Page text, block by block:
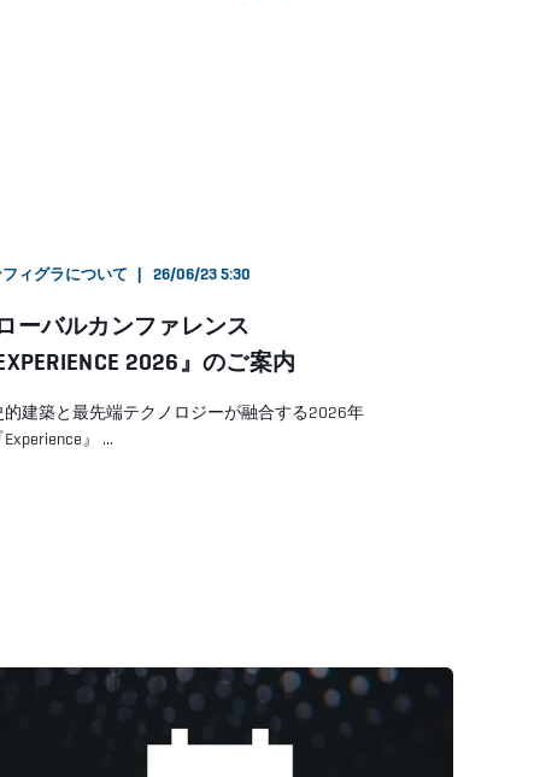
ィグラについて 26/06/23 5:30
ーバルカンファレンス
2026』のご案内
的建築と最先端テクノロジーが融合する2026年
』 ...